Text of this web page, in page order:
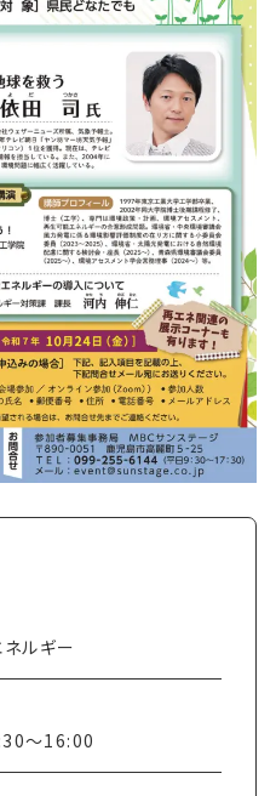
ルギー
〜16:00